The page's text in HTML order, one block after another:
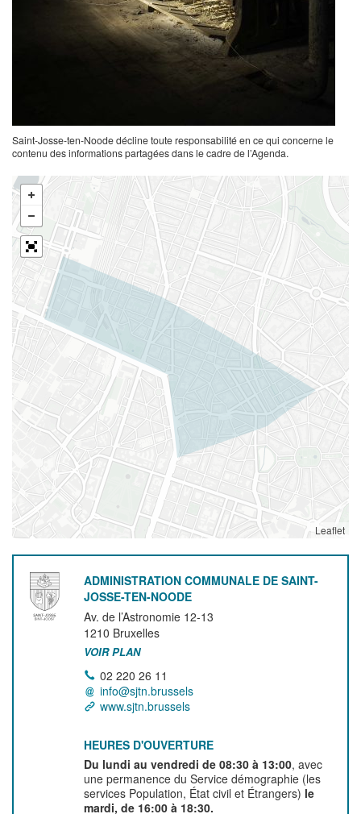
Saint-Josse-ten-Noode décline toute responsabilité en ce qui concerne le
contenu des informations partagées dans le cadre de l’Agenda.
Leaflet
ADMINISTRATION COMMUNALE DE SAINT-
JOSSE-TEN-NOODE
Av. de l’Astronomie 12-13
1210 Bruxelles
VOIR PLAN
02 220 26 11
info@sjtn.brussels
www.sjtn.brussels
HEURES D'OUVERTURE
Du lundi au vendredi de 08:30 à 13:00, avec
une permanence du Service démographie (les
services Population, État civil et Étrangers) le
mardi, de 16:00 à 18:30.